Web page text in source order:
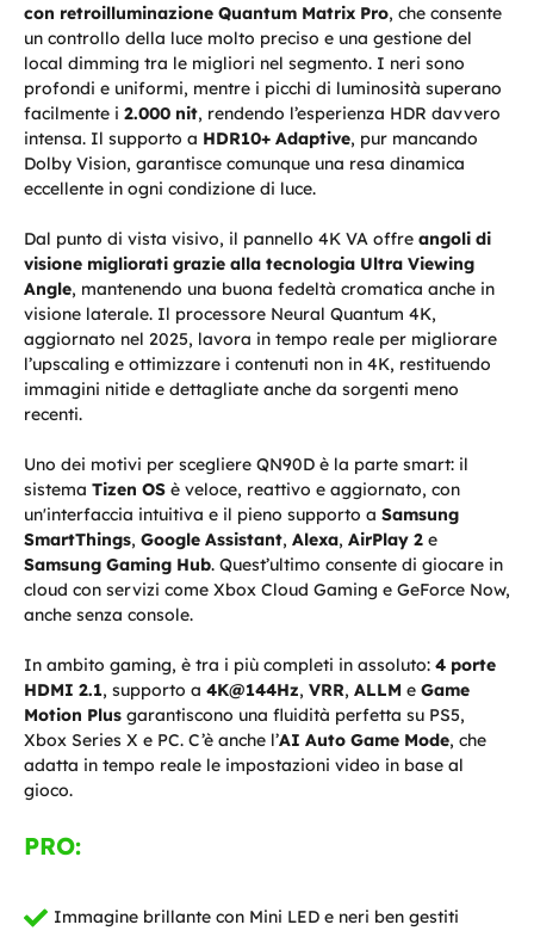
con retroilluminazione Quantum Matrix Pro, che consente
un controllo della luce molto preciso e una gestione del
local dimming tra le migliori nel segmento. I neri sono
profondi e uniformi, mentre i picchi di luminosità superano
facilmente i 2.000 nit, rendendo l’esperienza HDR davvero
intensa. Il supporto a HDR10+ Adaptive, pur mancando
Dolby Vision, garantisce comunque una resa dinamica
eccellente in ogni condizione di luce.
Dal punto di vista visivo, il pannello 4K VA offre angoli di
visione migliorati grazie alla tecnologia Ultra Viewing
Angle, mantenendo una buona fedeltà cromatica anche in
visione laterale. Il processore Neural Quantum 4K,
aggiornato nel 2025, lavora in tempo reale per migliorare
l’upscaling e ottimizzare i contenuti non in 4K, restituendo
immagini nitide e dettagliate anche da sorgenti meno
recenti.
Uno dei motivi per scegliere QN90D è la parte smart: il
sistema Tizen OS è veloce, reattivo e aggiornato, con
un'interfaccia intuitiva e il pieno supporto a Samsung
SmartThings, Google Assistant, Alexa, AirPlay 2 e
Samsung Gaming Hub. Quest’ultimo consente di giocare in
cloud con servizi come Xbox Cloud Gaming e GeForce Now,
anche senza console.
In ambito gaming, è tra i più completi in assoluto: 4 porte
HDMI 2.1, supporto a 4K@144Hz, VRR, ALLM e Game
Motion Plus garantiscono una fluidità perfetta su PS5,
Xbox Series X e PC. C’è anche l’AI Auto Game Mode, che
adatta in tempo reale le impostazioni video in base al
gioco.
PRO:
Immagine brillante con Mini LED e neri ben gestiti